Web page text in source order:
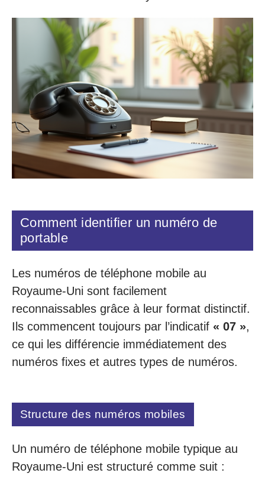
Comment identifier un numéro de
portable
Les numéros de téléphone mobile au
Royaume-Uni sont facilement
reconnaissables grâce à leur format distinctif.
Ils commencent toujours par l’indicatif « 07 »,
ce qui les différencie immédiatement des
numéros fixes et autres types de numéros.
Structure des numéros mobiles
Un numéro de téléphone mobile typique au
Royaume-Uni est structuré comme suit :